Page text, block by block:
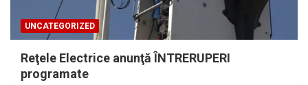
UNCATEGORIZED
Reţele Electrice anunţă ÎNTRERUPERI
programate